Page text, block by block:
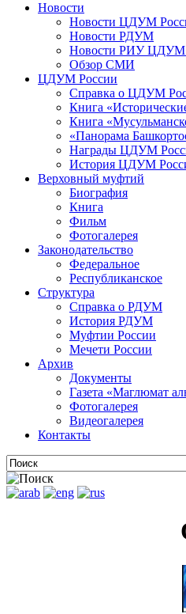
Новости
Новости ЦДУМ
Новости РДУМ
Новости РИУ ЦДУМ
Обзор СМИ
ЦДУМ России
Справка о ЦДУМ
Книга
Книга
«Панорама
Награды ЦДУМ
История ЦДУМ
Верховный муфтий
Биография
Книга
Фильм
Фотогалерея
Законодательство
Федеральное
Республиканское
Структура
Справка о РДУМ
История РДУМ
Муфтии России
Мечети России
Архив
Документы
Газета «Маглюмат
Фотогалерея
Видеогалерея
Контакты